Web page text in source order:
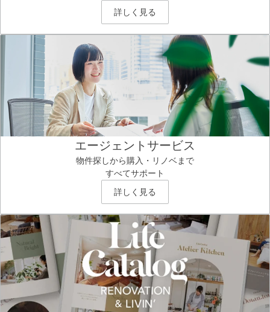
詳しく見る
エージェントサービス
物件探しから購入・リノベまで
すべてサポート
詳しく見る